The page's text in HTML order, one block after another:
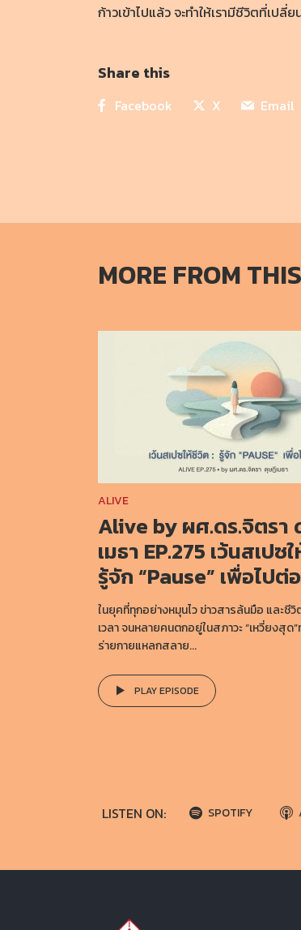
ก้าวเข้าไปแล้ว จะทำให้เรามีชีวิตที่เปลี่ย
Share this
Facebook X Email
MORE FROM
ALIVE
Alive by ผศ.ดร.จิตรา
เมธา EP.275 เว้นสเปซ
รู้จัก “Pause” เพื่อไปต่อ
ในยุคที่ทุกอย่างหมุนไว ข่าวสารล้นมือ และชี
เวลา จนหลายคนตกอยู่ในสภาวะ “เหวี่ยงสุด
ร่ายกายแหลกสลาย...
PLAY EPISODE
LISTEN ON: SPOTIFY